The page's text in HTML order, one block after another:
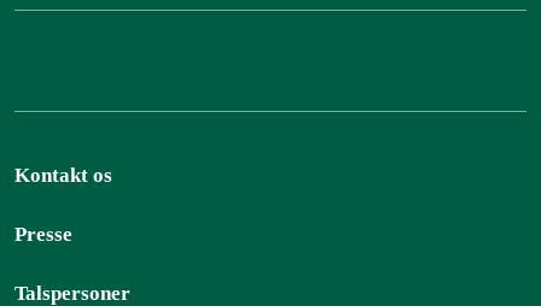
Kontakt os
Presse
Talspersoner